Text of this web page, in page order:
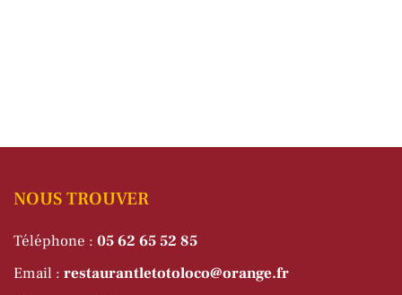
NOUS TROUVER
Téléphone : 05 62 65 52 85
Email : restaurantletotoloco@orange.fr